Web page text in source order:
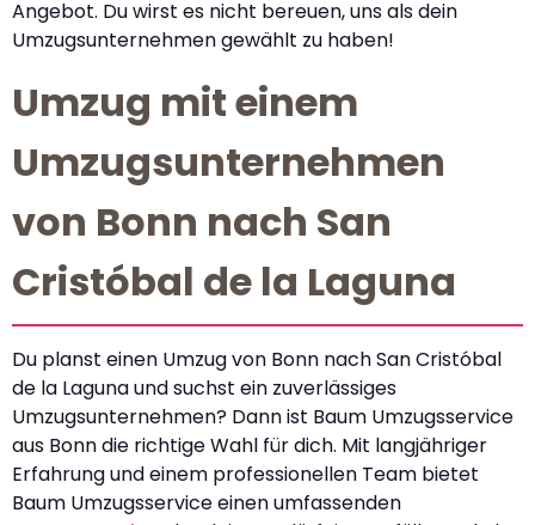
Angebot. Du wirst es nicht bereuen, uns als dein
Umzugsunternehmen gewählt zu haben!
Umzug mit einem
Umzugsunternehmen
von Bonn nach San
Cristóbal de la Laguna
Du planst einen Umzug von Bonn nach San Cristóbal
de la Laguna und suchst ein zuverlässiges
Umzugsunternehmen? Dann ist Baum Umzugsservice
aus Bonn die richtige Wahl für dich. Mit langjähriger
Erfahrung und einem professionellen Team bietet
Baum Umzugsservice einen umfassenden